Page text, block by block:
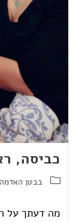
כביסה,
בבטן
מה דעתך על